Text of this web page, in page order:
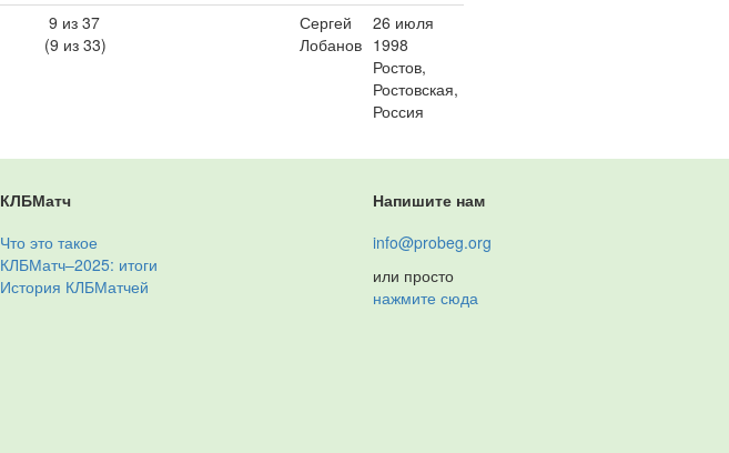
9 из 37
(9 из 33)
Сергей
Лобанов
26 июля
1998
Ростов,
Ростовская,
Россия
КЛБМатч
Что это такое
КЛБМатч–2025: итоги
История КЛБМатчей
Напишите нам
info@probeg.org
или просто
нажмите сюда